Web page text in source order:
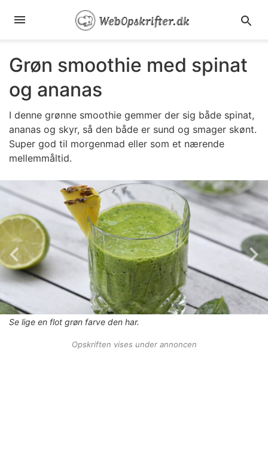
Grøn smoothie med spinat
og ananas
I denne grønne smoothie gemmer der sig både spinat,
ananas og skyr, så den både er sund og smager skønt.
Super god til morgenmad eller som et nærende
mellemmåltid.
Se lige en flot grøn farve den har.
Opskriften vises under annoncen